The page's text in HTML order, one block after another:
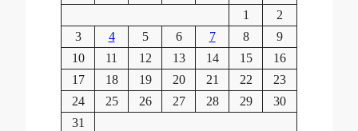
1
2
3
4 5 6 7 8
9
10
11 12 13 14 15
16
17
18 19 20 21 22
23
24
25 26 27 28 29
30
31